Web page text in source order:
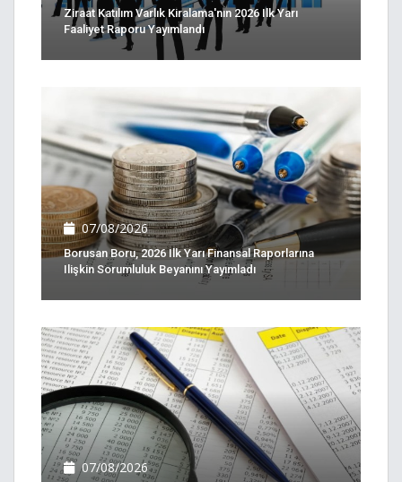
Ziraat Katılım Varlık Kiralama'nın 2026 Ilk Yarı
Faaliyet Raporu Yayımlandı
07/08/2026
Borusan Boru, 2026 Ilk Yarı Finansal Raporlarına
Ilişkin Sorumluluk Beyanını Yayımladı
07/08/2026